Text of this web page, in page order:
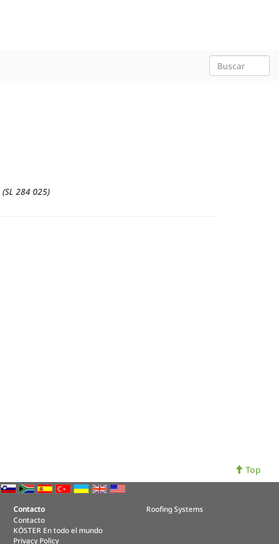
(SL 284 025)
Top
Contacto
Contacto
KÖSTER En todo el mundo
Privacy Policy
Roofing Systems